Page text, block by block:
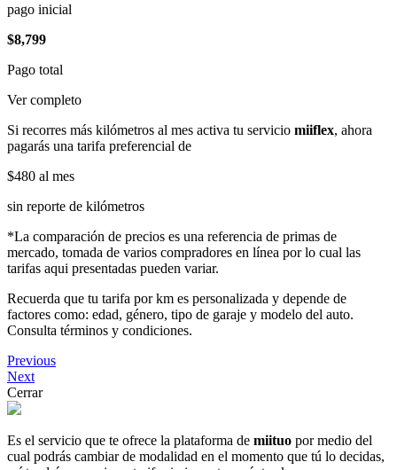
pago inicial
$8,799
Pago total
Ver completo
Si recorres más kilómetros al mes activa tu servicio miiflex, ahora
pagarás una tarifa preferencial de
$480 al mes
sin reporte de kilómetros
*La comparación de precios es una referencia de primas de
mercado, tomada de varios compradores en línea por lo cual las
tarifas aqui presentadas pueden variar.
Recuerda que tu tarifa por km es personalizada y depende de
factores como: edad, género, tipo de garaje y modelo del auto.
Consulta términos y condiciones.
Previous
Next
Cerrar
Es el servicio que te ofrece la plataforma de miituo por medio del
cual podrás cambiar de modalidad en el momento que tú lo decidas,